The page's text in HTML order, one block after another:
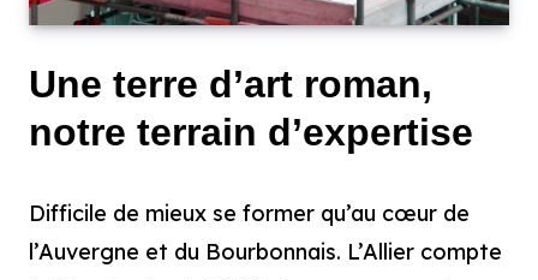
Une terre d’art roman,
notre terrain d’expertise
Difficile de mieux se former qu’au cœur de
l’Auvergne et du Bourbonnais. L’Allier compte